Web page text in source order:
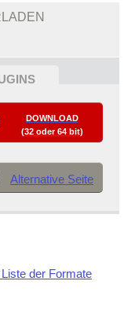
DOWNLOAD
(32 oder 64 bit)
Alternative Seite
der Formate